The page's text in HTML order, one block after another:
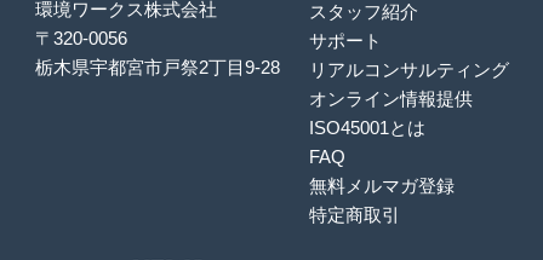
環境ワークス株式会社
〒320-0056
栃木県宇都宮市戸祭2丁目9-28
スタッフ紹介
サポート
リアルコンサルティング
オンライン情報提供
ISO45001とは
FAQ
無料メルマガ登録
特定商取引